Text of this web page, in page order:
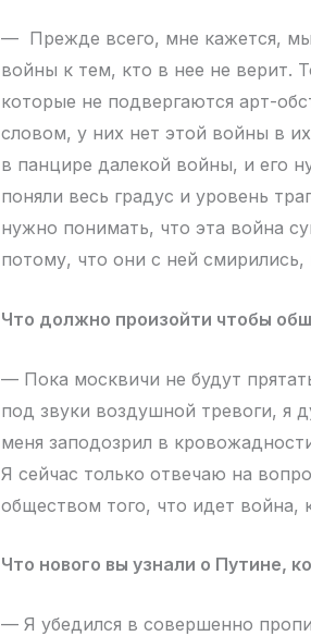
— Прежде всего, мне кажется,
войны к тем, кто в нее не верит.
которые не подвергаются арт-
словом, у них нет этой войны в
в панцире далекой войны, и его
поняли весь градус и уровень
нужно понимать, что эта война
потому, что они с ней
Что должно произойти чтобы
— Пока москвичи не будут
под звуки воздушной тревоги, я
меня заподозрил в
Я сейчас только отвечаю на
обществом того, что идет война,
Что нового вы узнали о Путине,
— Я убедился в совершенно